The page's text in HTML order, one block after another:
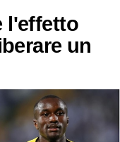
l'effetto
un